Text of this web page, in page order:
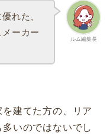
ルム編集長
れた、
ーカー
建てた方の、リア
いのではないでし